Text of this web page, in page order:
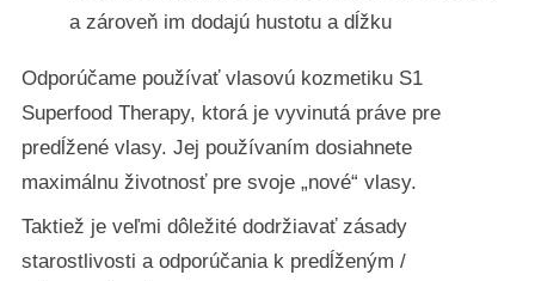
a zároveň im dodajú hustotu a dĺžku
Odporúčame používať vlasovú kozmetiku S1
Superfood Therapy, ktorá je vyvinutá práve pre
predĺžené vlasy. Jej používaním dosiahnete
maximálnu životnosť pre svoje „nové“ vlasy.
Taktiež je veľmi dôležité dodržiavať zásady
starostlivosti a odporúčania k predĺženým /